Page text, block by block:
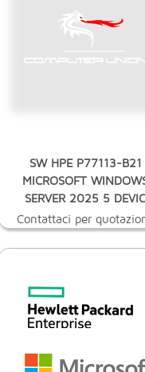
SW HPE P77113-B21
MICROSOFT
SERVER 2025 5
Contattaci per